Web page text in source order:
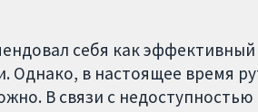
себя как эффективный
Однако, в настоящее время
В связи с